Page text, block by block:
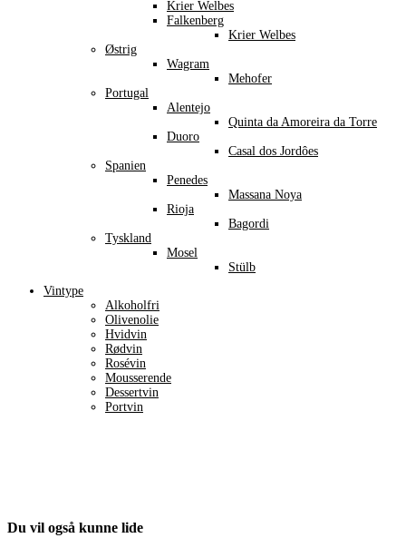
Krier Welbes
Falkenberg
Krier Welbes
Østrig
Wagram
Mehofer
Portugal
Alentejo
Quinta da Amoreira da Torre
Duoro
Casal dos Jordôes
Spanien
Penedes
Massana Noya
Rioja
Bagordi
Tyskland
Mosel
Stülb
Vintype
Alkoholfri
Olivenolie
Hvidvin
Rødvin
Rosévin
Mousserende
Dessertvin
Portvin
Du vil også kunne lide